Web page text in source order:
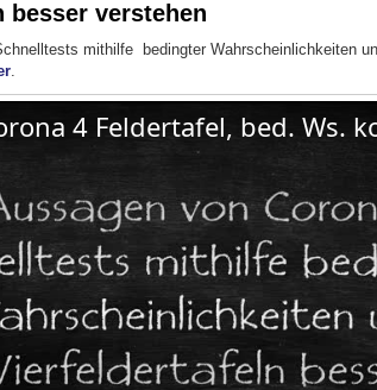
besser verstehen
mithilfe bedingter Wahrscheinlichkeiten
.